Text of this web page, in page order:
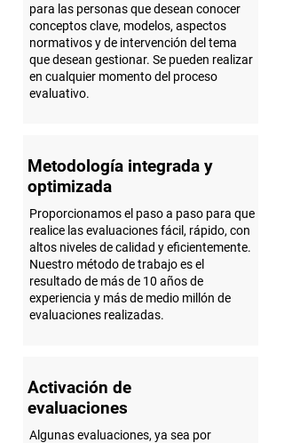
para las personas que desean conocer
conceptos clave, modelos, aspectos
normativos y de intervención del tema
que desean gestionar. Se pueden realizar
en cualquier momento del proceso
evaluativo.
Metodología integrada y
optimizada
Proporcionamos el paso a paso para que
realice las evaluaciones fácil, rápido, con
altos niveles de calidad y eficientemente.
Nuestro método de trabajo es el
resultado de más de 10 años de
experiencia y más de medio millón de
evaluaciones realizadas.
Activación de
evaluaciones
Algunas evaluaciones, ya sea por